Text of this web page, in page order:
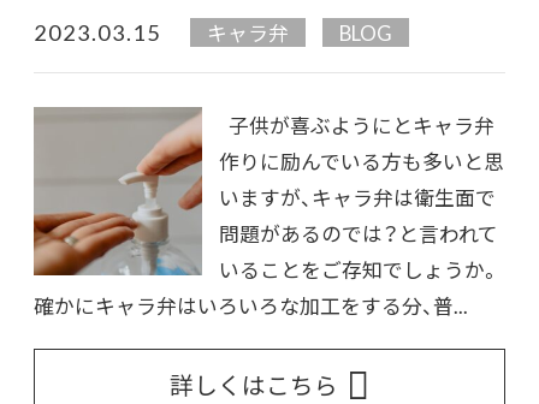
2023.03.15 キャラ弁 BLOG
子供が喜ぶようにとキャラ弁
作りに励んでいる方も多いと思
いますが、キャラ弁は衛生面で
問題があるのでは？と言われて
いることをご存知でしょうか。
確かにキャラ弁はいろいろな加工をする分、普...
詳しくはこちら